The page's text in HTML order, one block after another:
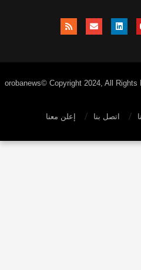
orobanews© Copyright 2024, All Rights
اتصل بنا إعلن معنا